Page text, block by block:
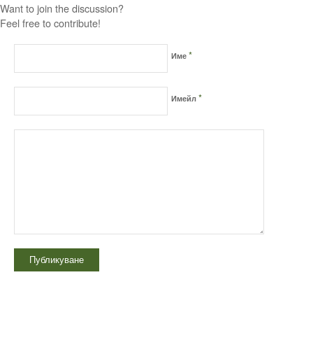
Want to join the discussion?
Feel free to contribute!
Име *
Имейл *